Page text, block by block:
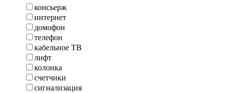
консьерж
интернет
домофон
телефон
кабельное ТВ
лифт
колонка
счетчики
сигнализация